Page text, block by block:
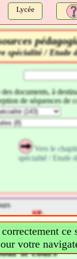
ce
votre
Lycée
spécialité / Etude
documents, à
de séquences de
Vers le
spécialité / Etude
le cours